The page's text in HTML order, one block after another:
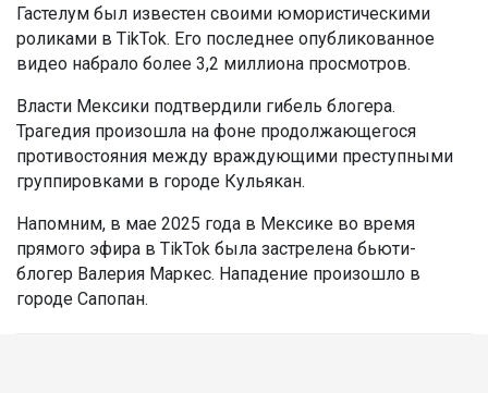
Гастелум был известен своими юмористическими
роликами в TikTok. Его последнее опубликованное
видео набрало более 3,2 миллиона просмотров.
Власти Мексики подтвердили гибель блогера.
Трагедия произошла на фоне продолжающегося
противостояния между враждующими преступными
группировками в городе Кульякан.
Напомним, в мае 2025 года в Мексике во время
прямого эфира в TikTok была застрелена бьюти-
блогер Валерия Маркес. Нападение произошло в
городе Сапопан.